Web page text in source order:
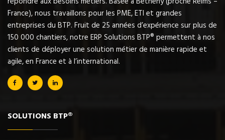
France), nous travaillons pour les PME, ETI et grandes
entreprises du BTP. Fruit de 25 années d’expérience sur plus de
150 000 chantiers, notre ERP Solutions BTP® permettent à nos
clients de déployer une solution métier de manière rapide et
agile, en France et à l’international.
SOLUTIONS BTP®